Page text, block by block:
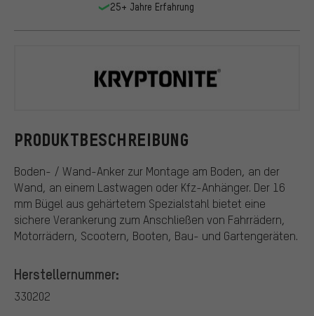
PRODUKTBESCHREIBUNG
Boden- / Wand-Anker zur Montage am Boden, an der
Wand, an einem Lastwagen oder Kfz-Anhänger. Der 16
mm Bügel aus gehärtetem Spezialstahl bietet eine
sichere Verankerung zum Anschließen von Fahrrädern,
Motorrädern, Scootern, Booten, Bau- und Gartengeräten.
Herstellernummer:
330202
25+ Jahre Erfahrung